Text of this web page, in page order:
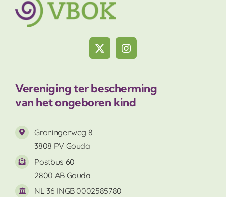
Vereniging ter bescherming
van het ongeboren kind
Groningenweg 8
3808 PV Gouda
Postbus 60
2800 AB Gouda
NL 36 INGB 0002585780